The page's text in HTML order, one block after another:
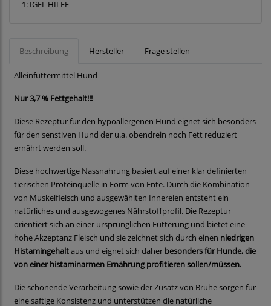
1: IGEL HILFE
Beschreibung Hersteller Frage stellen
Alleinfuttermittel Hund
Nur 3,7 % Fettgehalt!!!
Diese Rezeptur für den hypoallergenen Hund eignet sich besonders
für den senstiven Hund der u.a. obendrein noch Fett reduziert
ernährt werden soll.
Diese hochwertige Nassnahrung basiert auf einer klar definierten
tierischen Proteinquelle in Form von Ente. Durch die Kombination
von Muskelfleisch und ausgewählten Innereien entsteht ein
natürliches und ausgewogenes Nährstoffprofil. Die Rezeptur
orientiert sich an einer ursprünglichen Fütterung und bietet eine
hohe Akzeptanz Fleisch und sie zeichnet sich durch einen niedrigen
Histamingehaltaus und eignet sich daher besonders für Hunde, die
von einer histaminarmen Ernährung profitieren sollen/müssen.
Die schonende Verarbeitung sowie der Zusatz von Brühe sorgen für
eine saftige Konsistenz und unterstützen die natürliche